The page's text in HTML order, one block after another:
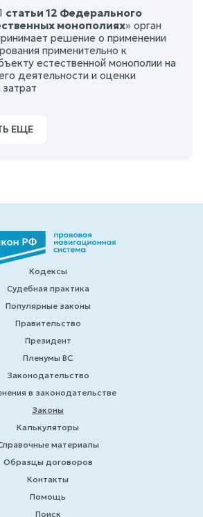
статьи 12 Федерального
монополиях» орган
решение о применении
применительно к
естественной монополии на
деятельности и оценки
ЕЩЕ
Кодексы
Судебная практика
Популярные законы
Правительство
Президент
Пленумы ВС
Законодательство
в законодательстве
Законы
Калькуляторы
материалы
Образцы договоров
Контакты
Помощь
Поиск